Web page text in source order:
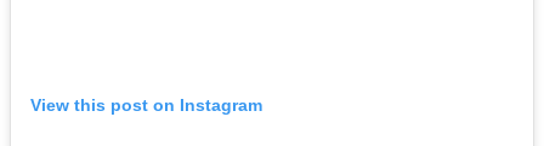
View this post on Instagram